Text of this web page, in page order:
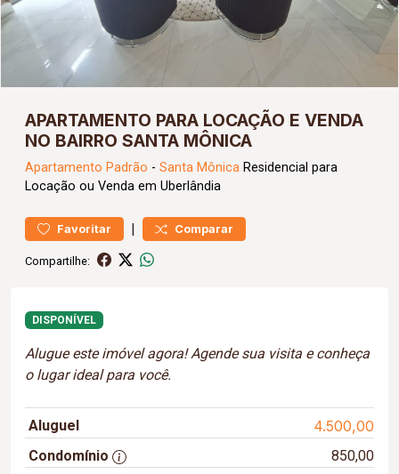
APARTAMENTO PARA LOCAÇÃO E VENDA
NO BAIRRO SANTA MÔNICA
Apartamento Padrão - Santa Mônica Residencial para
Locação ou Venda em Uberlândia
Favoritar | Comparar
Compartilhe:
DISPONÍVEL
Alugue este imóvel agora! Agende sua visita e conheça
o lugar ideal para você.
Aluguel 4.500,00
Condomínio
850,00